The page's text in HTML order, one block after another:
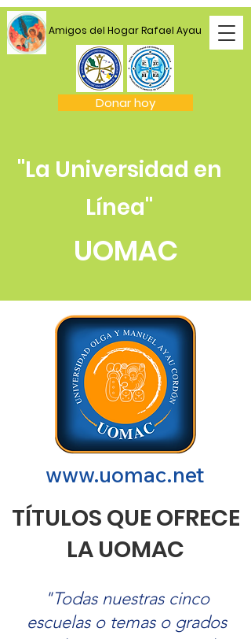
Amigos del Hogar Rafael Ayau
Donar hoy
"La Universidad en
Línea"
UOMAC
TÍTULOS QUE OFRECE
LA UOMAC
"Todas nuestras cinco
escuelas o temas o grados
www.uomac.net